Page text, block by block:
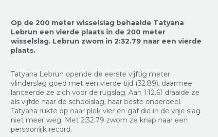
Op de 200 meter wisselslag behaalde Tatyana
Lebrun een vierde plaats in de 200 meter
wisselslag. Lebrun zwom in 2:32.79 naar een vierde
plaats.
Tatyana Lebrun opende de eerste vijftig meter
vlinderslag goed met een vierde tijd (32.89), daarmee
lanceerde ze zich voor de rugslag. Aan 1:12.61 draaide ze
als vijfde naar de schoolslag, haar beste onderdeel.
Tatyana rukte op naar plek vier en gaf die in de vrije slag
niet meer weg. Met 2:32.79 zwom ze knap naar een
persoonlijk record.